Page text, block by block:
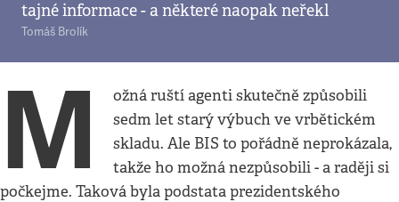
tajné informace - a některé naopak neřekl
Tomáš Brolík
M
ožná ruští agenti skutečně způsobili
sedm let starý výbuch ve vrbětickém
skladu. Ale BIS to pořádně neprokázala,
takže ho možná nezpůsobili - a raději si
počkejme. Taková byla podstata prezidentského